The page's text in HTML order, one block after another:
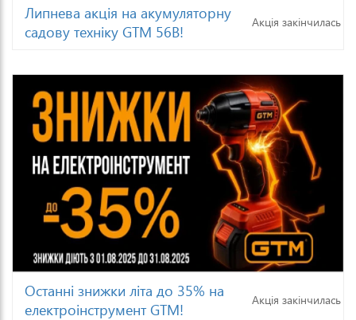
Липнева акція на акумуляторну
садову техніку GTM 56В!
Акція закінчилась
Останні знижки літа до 35% на
електроінструмент GTM!
Акція закінчилась